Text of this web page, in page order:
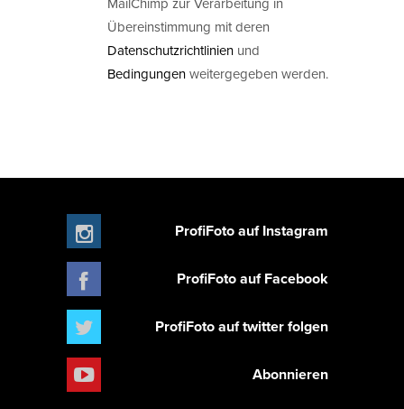
Übereinstimmung mit deren
Datenschutzrichtlinien und
Bedingungenweitergegeben werden.
ProfiFoto auf Instagram
ProfiFoto auf Facebook
ProfiFoto auf twitter folgen
Abonnieren